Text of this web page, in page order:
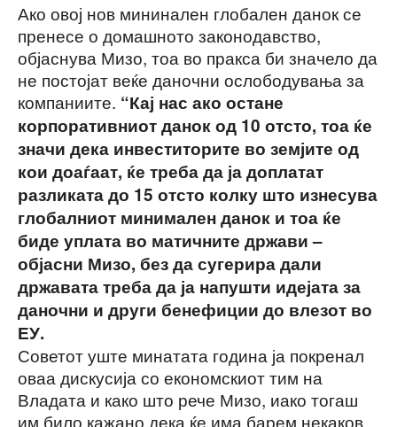
Ако овој нов мининален глобален данок се
пренесе о домашното законодавство,
објаснува Мизо, тоа во пракса би значело да
не постојат веќе даночни ослободувања за
компаниите. “Кај нас ако остане
корпоративниот данок од 10 отсто, тоа ќе
значи дека инвеститорите во земјите од
кои доаѓаат, ќе треба да ја доплатат
разликата до 15 отсто колку што изнесува
глобалниот минимален данок и тоа ќе
биде уплата во матичните држави –
објасни Мизо, без да сугерира дали
државата треба да ја напушти идејата за
даночни и други бенефиции до влезот во
ЕУ.
Советот уште минатата година ја покренал
оваа дискусија со економскиот тим на
Владата и како што рече Мизо, иако тогаш
им било кажано дека ќе има барем некаков